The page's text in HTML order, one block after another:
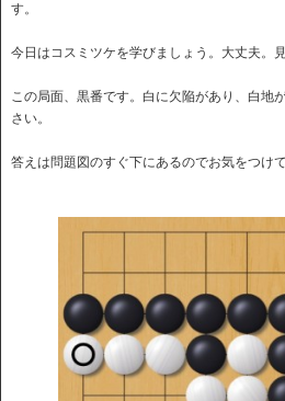
す。
今日はコスミツケを学びましょう。大丈夫。
この局面、黒番です。白に欠陥があり、白地
さい。
答えは問題図のすぐ下にあるのでお気をつけて